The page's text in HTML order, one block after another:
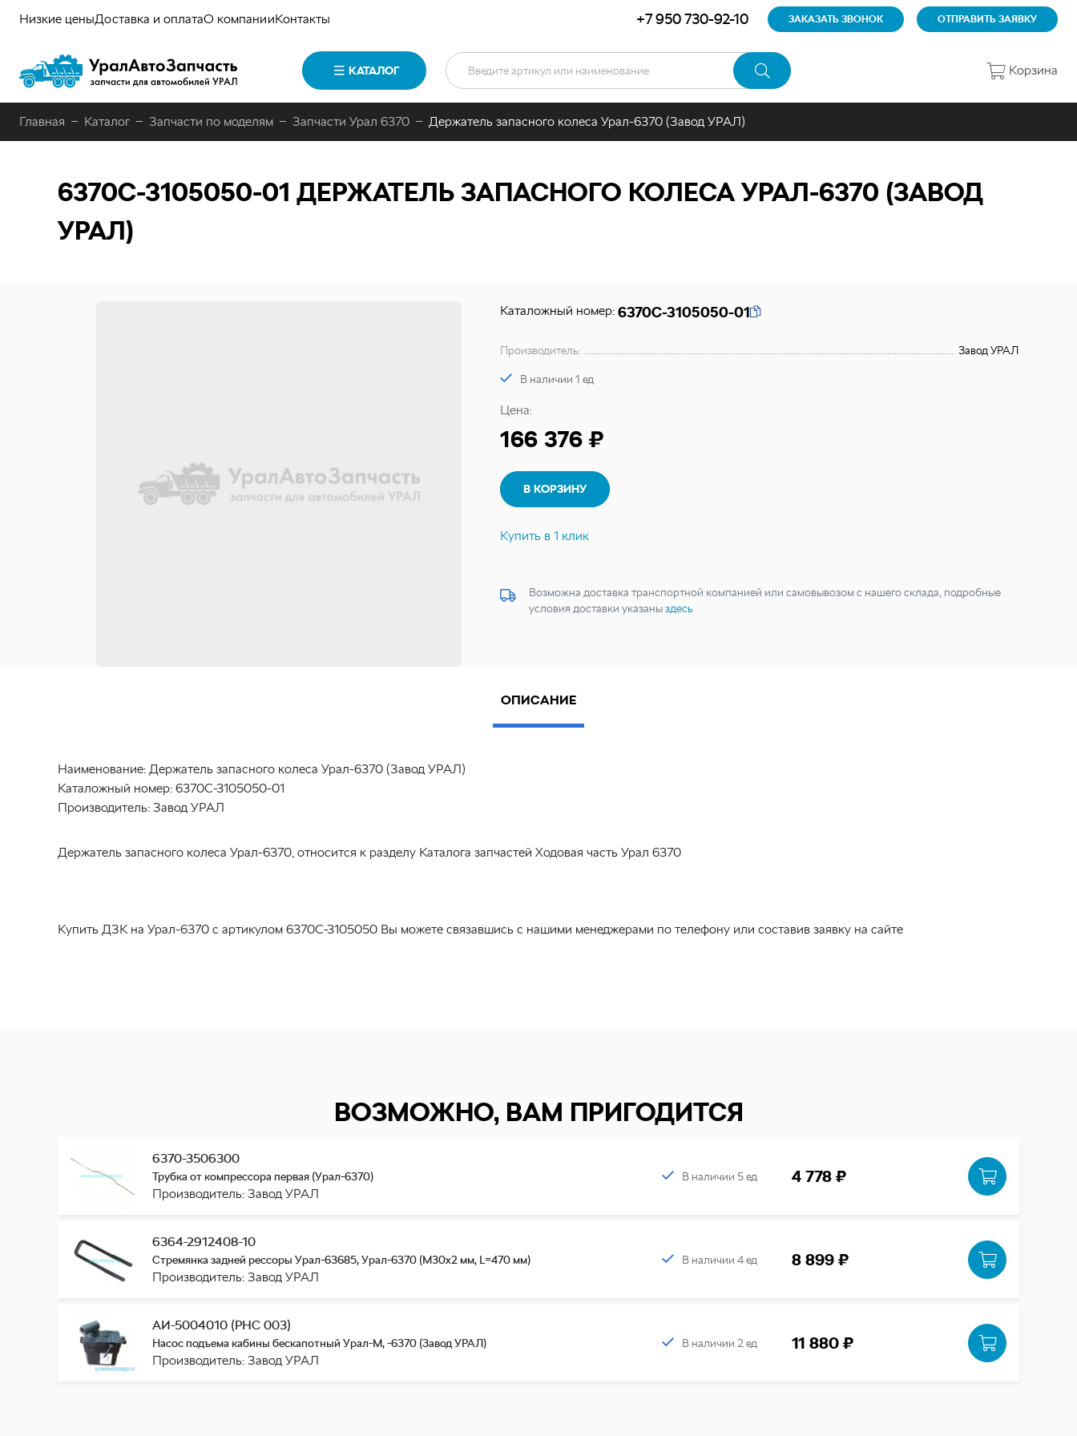
Низкие ценыДоставка и оплатаО компанииКонтакты +7 950 730-92-10 ЗАКАЗАТЬ ЗВОНОК ОТПРАВИТЬ ЗАЯВКУ
КАТАЛОГ Корзина
Главная Каталог Запчасти по моделям Запчасти Урал 6370 Держатель запасного колеса Урал-6370 (Завод УРАЛ)
6370С-3105050-01 ДЕРЖАТЕЛЬ ЗАПАСНОГО КОЛЕСА УРАЛ-6370 (ЗАВОД
УРАЛ)
Каталожный номер: 6370С-3105050-01
Производитель: Завод УРАЛ
В наличии 1 ед
Цена:
166 376 ₽
В КОРЗИНУ
Купить в 1 клик
Возможна доставка транспортной компанией или самовывозом с нашего склада, подробные
условия доставки указаныздесь
ОПИСАНИЕ
Наименование: Держатель запасного колеса Урал-6370 (Завод УРАЛ)
Каталожный номер: 6370С-3105050-01
Производитель: Завод УРАЛ
Держатель запасного колеса Урал-6370, относится к разделу Каталога запчастей Ходовая часть Урал 6370
Купить ДЗК на Урал-6370 с артикулом 6370С-3105050 Вы можете связавшись с нашими менеджерами по телефону или составив заявку на сайте
ВОЗМОЖНО, ВАМ ПРИГОДИТСЯ
6370-3506300
Трубка от компрессора первая (Урал-6370)
Производитель: Завод УРАЛ
В наличии 5 ед 4 778 ₽
6364-2912408-10
Стремянка задней рессоры Урал-63685, Урал-6370 (М30х2 мм, L=470 мм)
Производитель: Завод УРАЛ
В наличии 4 ед 8 899 ₽
АИ-5004010 (PHC 003)
Насос подъема кабины бескапотный Урал-М, -6370 (Завод УРАЛ)
Производитель: Завод УРАЛ
В наличии 2 ед 11 880 ₽